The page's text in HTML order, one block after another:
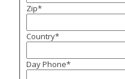
Zip*
Country*
Day Phone*